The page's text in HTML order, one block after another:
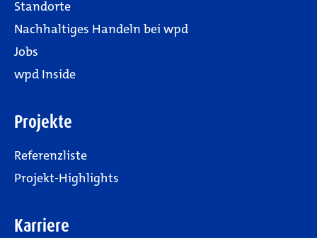
Standorte
Nachhaltiges Handeln bei wpd
Jobs
wpd Inside
Projekte
Referenzliste
Projekt-Highlights
Karriere